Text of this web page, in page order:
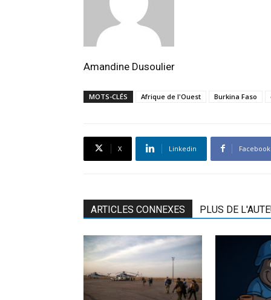
Amandine Dusoulier
MOTS-CLÉS Afrique de l'Ouest Burkina Faso
X Linkedin Facebook
ARTICLES CONNEXES PLUS DE